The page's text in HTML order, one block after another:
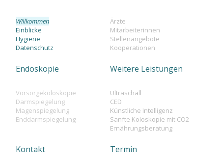
Willkommen
Einblicke
Hygiene
Datenschutz
Ärzte
Mitarbeiterinnen
Stellenangebote
Kooperationen
Endoskopie
Vorsorgekoloskopie
Darmspiegelung
Magenspiegelung
Enddarmspiegelung
Weitere Leistungen
Ultraschall
CED
Künstliche Intelligenz
Sanfte Koloskopie mit CO2
Ernährungsberatung
Kontakt Termin